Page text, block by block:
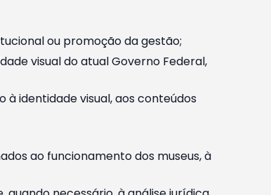
ou promoção da gestão;
visual do atual Governo Federal,
à identidade visual, aos conteúdos
ao funcionamento dos museus, à